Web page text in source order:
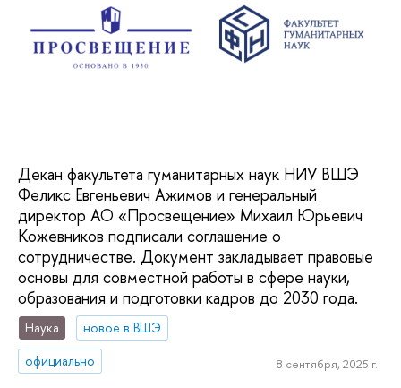
Декан факультета гуманитарных наук НИУ ВШЭ
Феликс Евгеньевич Ажимов и генеральный
директор АО «Просвещение» Михаил Юрьевич
Кожевников подписали соглашение о
сотрудничестве. Документ закладывает правовые
основы для совместной работы в сфере науки,
образования и подготовки кадров до 2030 года.
Наука
новое в ВШЭ
официально
8 сентября, 2025 г.